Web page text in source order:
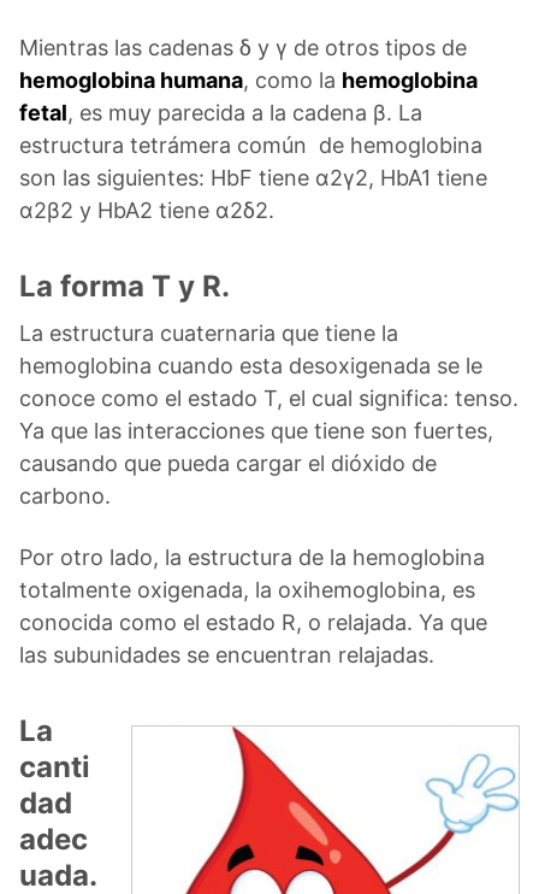
Mientras las cadenas δ y γ de otros tipos de
hemoglobina humana, como la hemoglobina
fetal, es muy parecida a la cadena β. La
estructura tetrámera común de hemoglobina
son las siguientes: HbF tiene α2γ2, HbA1 tiene
α2β2 y HbA2 tiene α2δ2.
La forma T y R.
La estructura cuaternaria que tiene la
hemoglobina cuando esta desoxigenada se le
conoce como el estado T, el cual significa: tenso.
Ya que las interacciones que tiene son fuertes,
causando que pueda cargar el dióxido de
carbono.
Por otro lado, la estructura de la hemoglobina
totalmente oxigenada, la oxihemoglobina, es
conocida como el estado R, o relajada. Ya que
las subunidades se encuentran relajadas.
La
canti
dad
adec
uada.